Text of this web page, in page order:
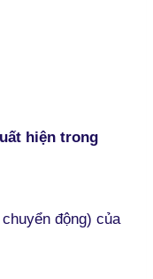
hiện trong
động) của